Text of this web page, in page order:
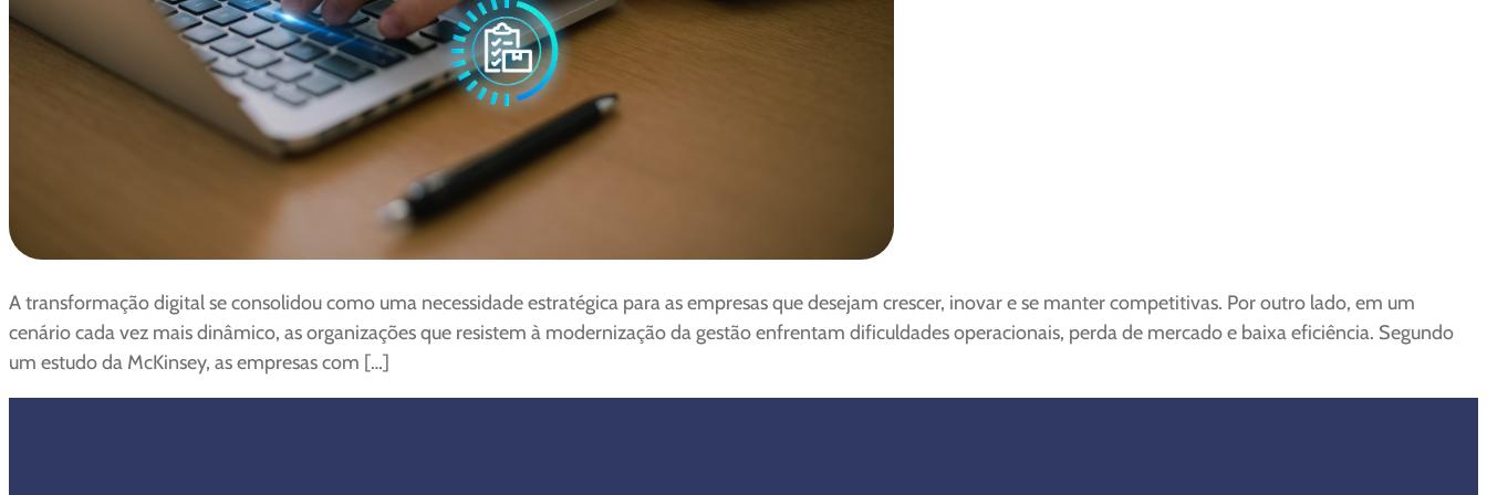
A transformação digital se consolidou como uma necessidade estratégica para as empresas que desejam crescer, inovar e se manter competitivas. Por outro lado, em um
cenário cada vez mais dinâmico, as organizações que resistem à modernização da gestão enfrentam dificuldades operacionais, perda de mercado e baixa eficiência. Segundo
um estudo da McKinsey, as empresas com […]